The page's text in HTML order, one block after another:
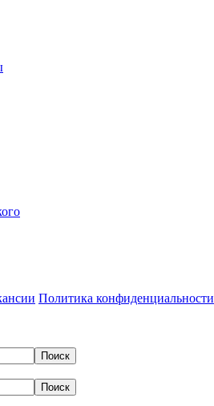
Политика конфиденциальности